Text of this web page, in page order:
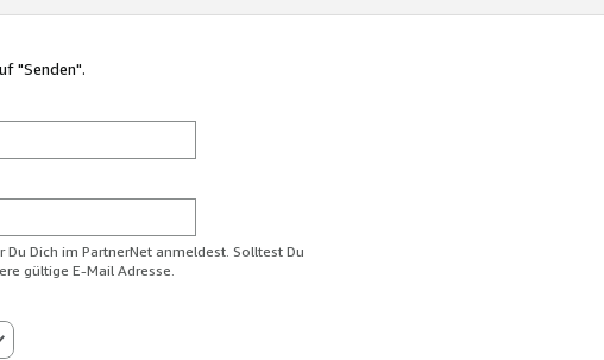
"Senden".
Dich im PartnerNet anmeldest. Solltest Du
gültige E-Mail Adresse.